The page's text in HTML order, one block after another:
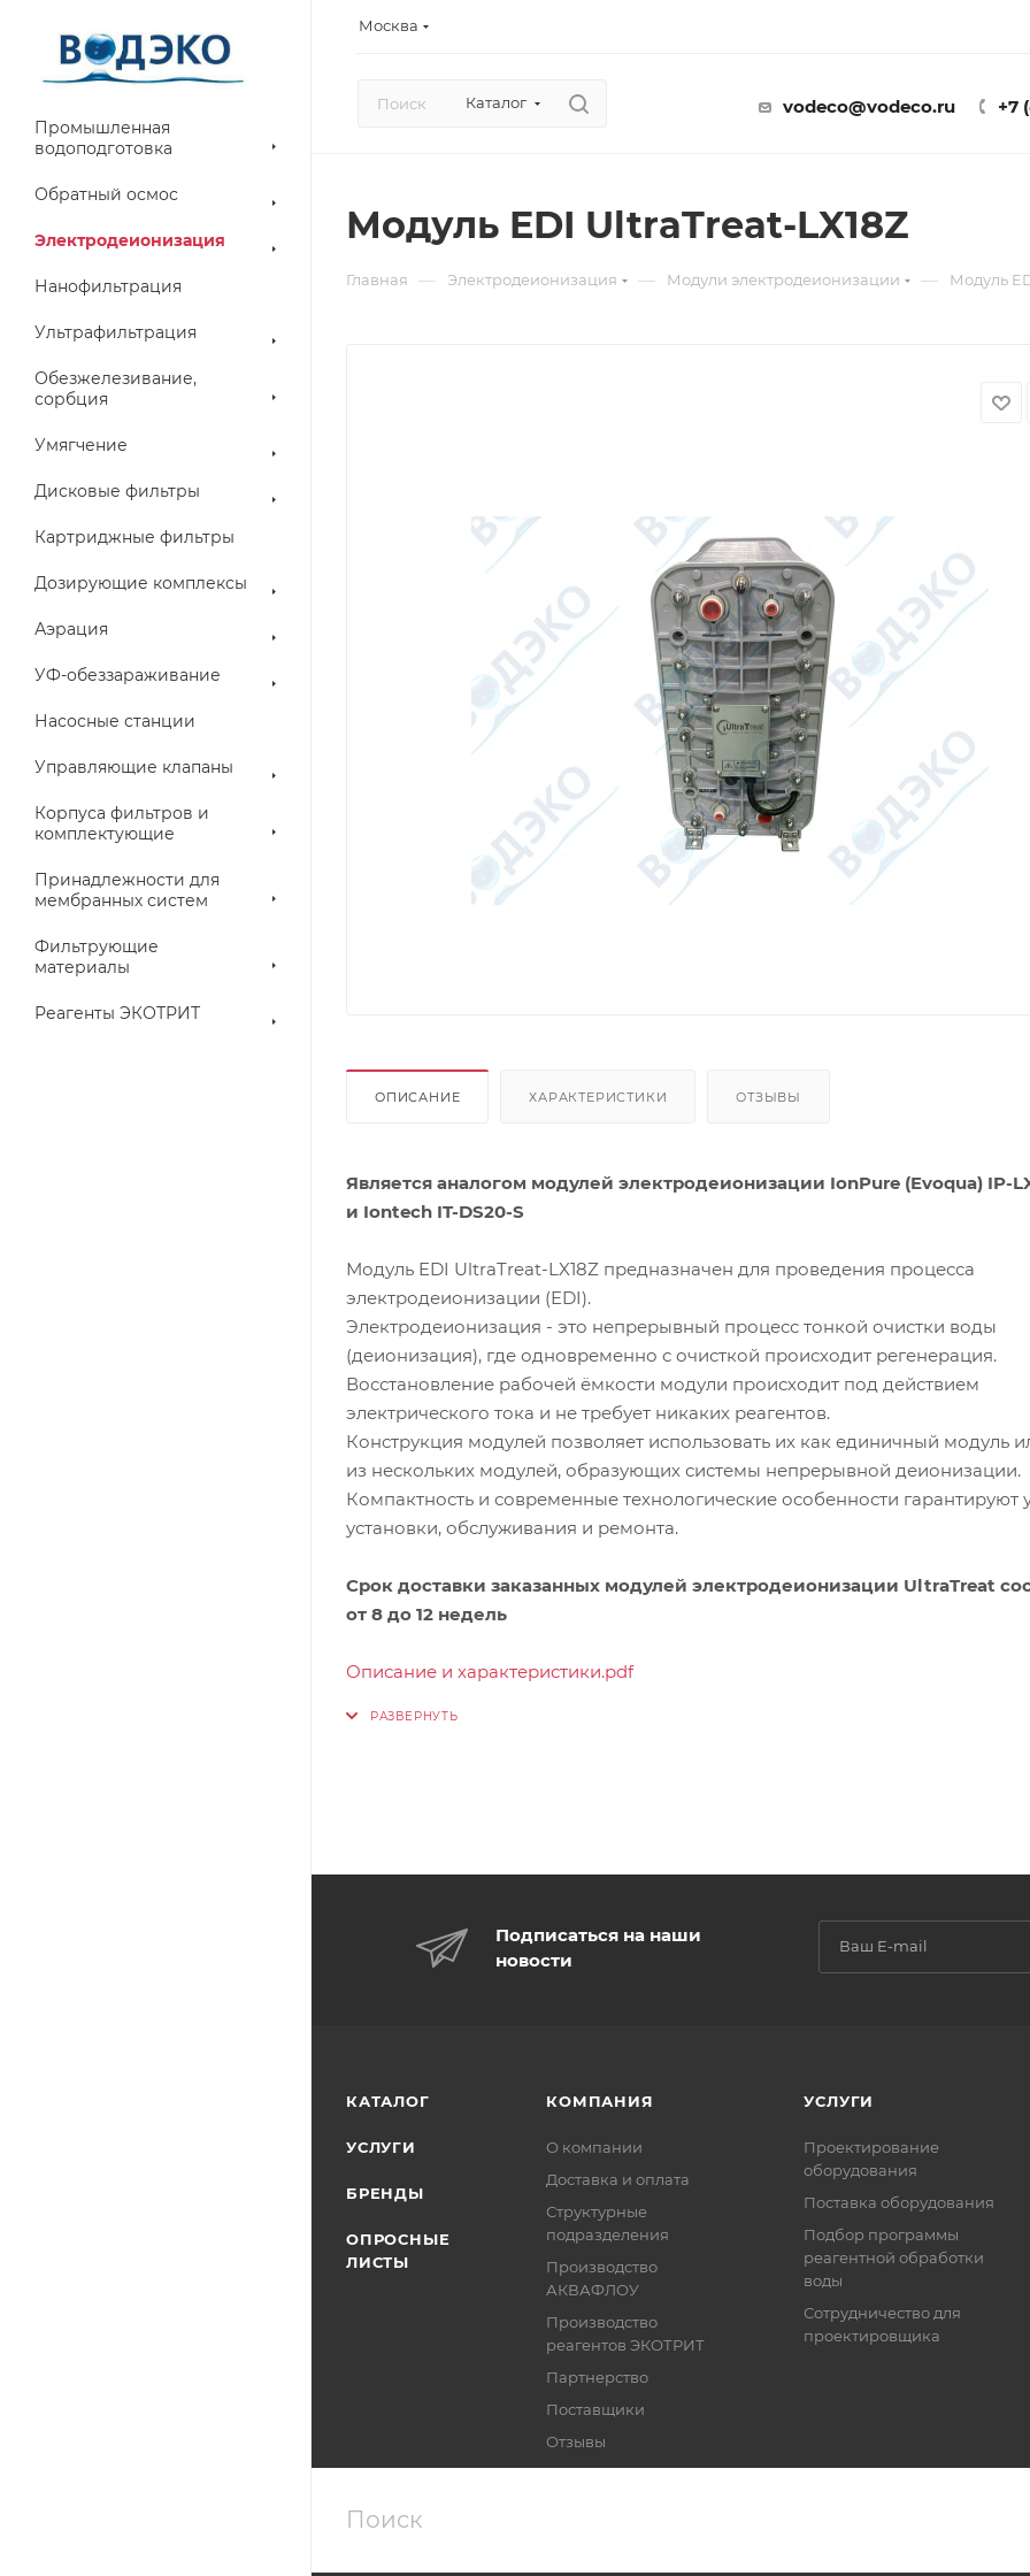
Москва
Каталог vodeco@vodeco.ru +7
Промышленная
водоподготовка
Обратный осмос
Электродеионизация
Нанофильтрация
Ультрафильтрация
Обезжелезивание,
сорбция
Умягчение
Дисковые фильтры
Картриджные фильтры
Дозирующие комплексы
Аэрация
УФ-обеззараживание
Насосные станции
Управляющие клапаны
Корпуса фильтров и
комплектующие
Принадлежности для
мембранных систем
Фильтрующие
материалы
Реагенты ЭКОТРИТ
Модуль EDI UltraTreat-LX18Z
Главная — Электродеионизация — Модули электродеионизации — Модуль
ОПИСАНИЕ ХАРАКТЕРИСТИКИ ОТЗЫВЫ
Является аналогом модулей электродеионизации IonPure (Evoqua) IP-
и Iontech IT-DS20-S
Модуль EDI UltraTreat-LX18Z предназначен для проведения процесса
электродеионизации (EDI).
Электродеионизация - это непрерывный процесс тонкой очистки воды
(деионизация), где одновременно с очисткой происходит регенерация.
Восстановление рабочей ёмкости модули происходит под действием
электрического тока и не требует никаких реагентов.
Конструкция модулей позволяет использовать их как единичный модуль
из нескольких модулей, образующих системы непрерывной деионизации.
Компактность и современные технологические особенности гарантируют
установки, обслуживания и ремонта.
Срок доставки заказанных модулей электродеионизации UltraTreat
от 8 до 12 недель
Описание и характеристики.pdf
Подписаться на наши
новости
КАТАЛОГ
УСЛУГИ
БРЕНДЫ
ОПРОСНЫЕ
ЛИСТЫ
КОМПАНИЯ
О компании
Доставка и оплата
Структурные
подразделения
Производство
АКВАФЛОУ
Производство
реагентов ЭКОТРИТ
Партнерство
Поставщики
Отзывы
Реквизиты
УСЛУГИ
Проектирование
оборудования
Поставка оборудования
Подбор программы
реагентной обработки
воды
Сотрудничество для
проектировщика